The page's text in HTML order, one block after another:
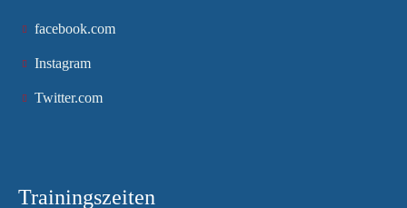
facebook.com
Instagram
Twitter.com
Trainingszeiten